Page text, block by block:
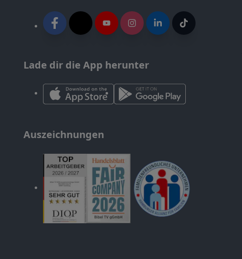
Lade dir die App herunter
Auszeichnungen